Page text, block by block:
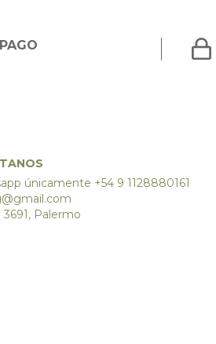
únicamente +54 9 1128880161
3691, Palermo